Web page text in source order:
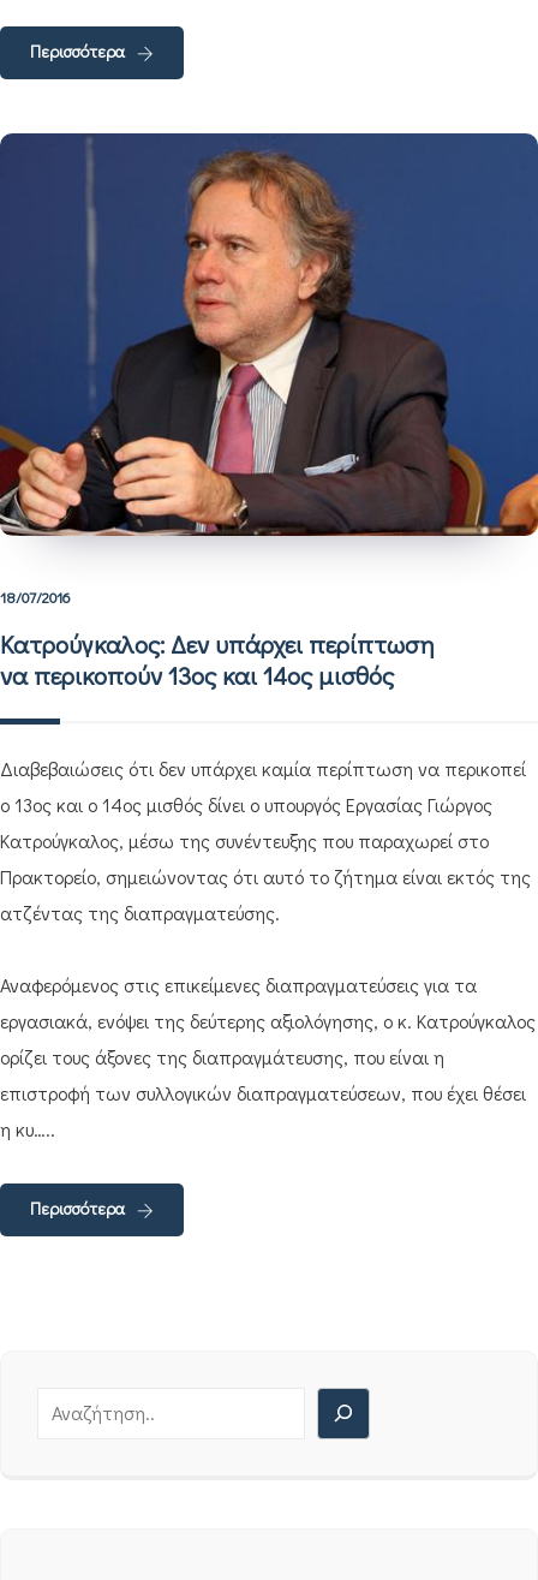
Περισσότερα
18/07/2016
Κατρούγκαλος: Δεν υπάρχει περίπτωση
να περικοπούν 13ος και 14ος μισθός
Διαβεβαιώσεις ότι δεν υπάρχει καμία περίπτωση να περικοπεί
ο 13ος και ο 14ος μισθός δίνει ο υπουργός Εργασίας Γιώργος
Κατρούγκαλος, μέσω της συνέντευξης που παραχωρεί στο
Πρακτορείο, σημειώνοντας ότι αυτό το ζήτημα είναι εκτός της
ατζέντας της διαπραγματεύσης.
Αναφερόμενος στις επικείμενες διαπραγματεύσεις για τα
εργασιακά, ενόψει της δεύτερης αξιολόγησης, ο κ. Κατρούγκαλος
ορίζει τους άξονες της διαπραγμάτευσης, που είναι η
επιστροφή των συλλογικών διαπραγματεύσεων, που έχει θέσει
η κυ…..
Περισσότερα